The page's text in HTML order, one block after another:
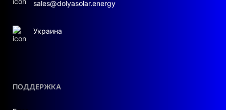
ПОДДЕРЖКА
sales@dolyasolar.energy
Украина